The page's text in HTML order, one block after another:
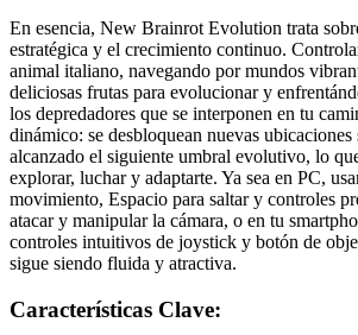
En esencia, New Brainrot Evolution trata
estratégica y el crecimiento continuo.
animal italiano, navegando por mundos
deliciosas frutas para evolucionar y
los depredadores que se interponen en tu
dinámico: se desbloquean nuevas ubicaciones
alcanzado el siguiente umbral evolutivo, lo
explorar, luchar y adaptarte. Ya sea en PC,
movimiento, Espacio para saltar y controles
atacar y manipular la cámara, o en tu
controles intuitivos de joystick y botón de
sigue siendo fluida y atractiva.
Características Clave: